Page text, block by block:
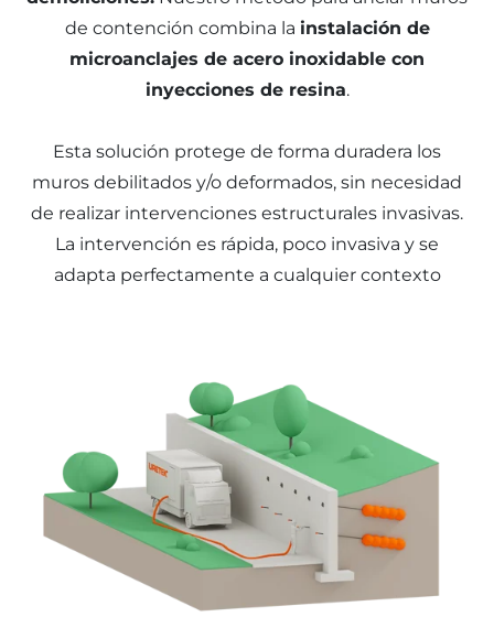
de contención combina la instalación de
microanclajes de acero inoxidable con
inyecciones de resina.
Esta solución protege de forma duradera los
muros debilitados y/o deformados, sin necesidad
de realizar intervenciones estructurales invasivas.
La intervención es rápida, poco invasiva y se
adapta perfectamente a cualquier contexto